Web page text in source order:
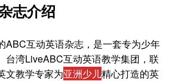
志介绍
ABC互动英语杂志，是一套专为少年
台湾LiveABC互动英语教学集团，联
文教学专家为亚洲少儿精心打造的英